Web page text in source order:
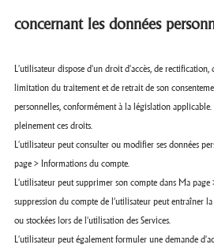
concernant les données
L'utilisateur dispose d'un droit d'accès, de rectification,
limitation du traitement et de retrait de son
personnelles, conformément à la législation applicable.
pleinement ces droits.
L'utilisateur peut consulter ou modifier ses données
page > Informations du compte.
L'utilisateur peut supprimer son compte dans Ma page
suppression du compte de l’utilisateur peut entraîner
ou stockées lors de l'utilisation des Services.
L'utilisateur peut également formuler une demande